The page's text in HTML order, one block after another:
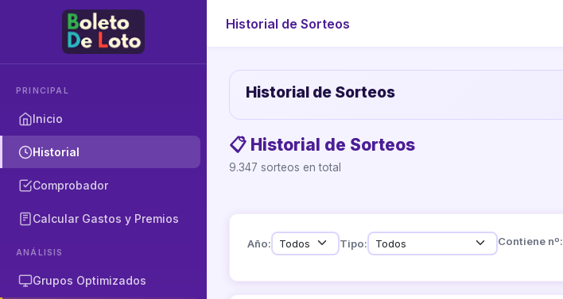
PRINCIPAL
Inicio
Historial
Comprobador
Calcular Gastos y Premios
ANÁLISIS
Grupos Optimizados
Historial de Sorteos
Historial de Sorteos
📋 Historial de Sorteos
9.347 sorteos en total
Año: Tipo: Contiene nº: